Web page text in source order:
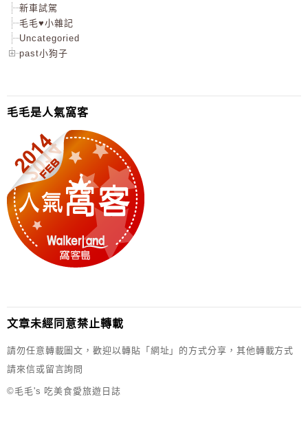
新車試駕
毛毛♥小雜記
Uncategoried
past小狗子
毛毛是人氣窩客
文章未經同意禁止轉載
請勿任意轉載圖文，歡迎以轉貼「網址」的方式分享，其他轉載方式
請來信或留言詢問
©毛毛's 吃美食愛旅遊日誌